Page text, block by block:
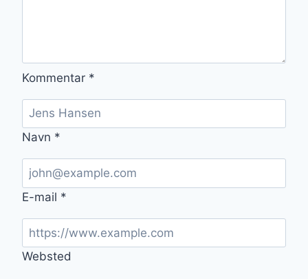
Kommentar *
Navn *
E-mail *
Websted